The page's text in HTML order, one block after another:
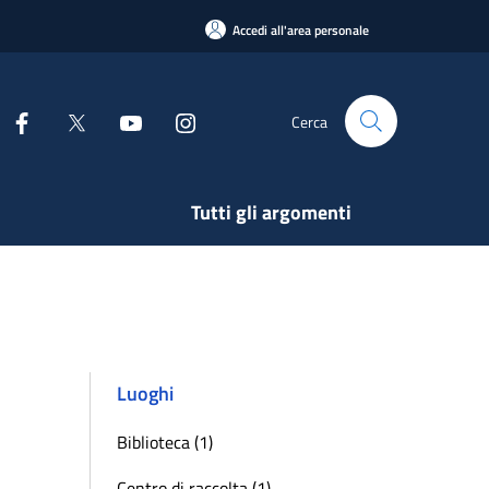
Accedi all'area personale
Cerca
Tutti gli argomenti
Luoghi
Biblioteca (1)